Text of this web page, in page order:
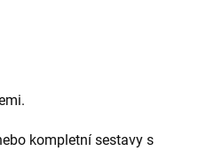
kompletní sestavy s